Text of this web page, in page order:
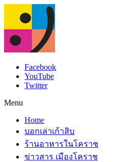
Facebook
YouTube
Twitter
Menu
Home
บอกเล่าเก้าสิบ
ร้านอาหารในโคราช
ข่าวสาร เมืองโคราช